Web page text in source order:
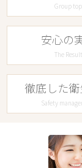
Group top
安心の
The Result
徹底した
Safety